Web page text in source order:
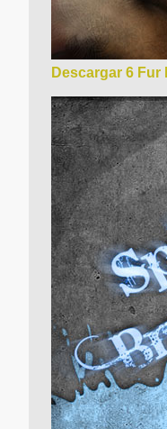
Descargar 6 Fur